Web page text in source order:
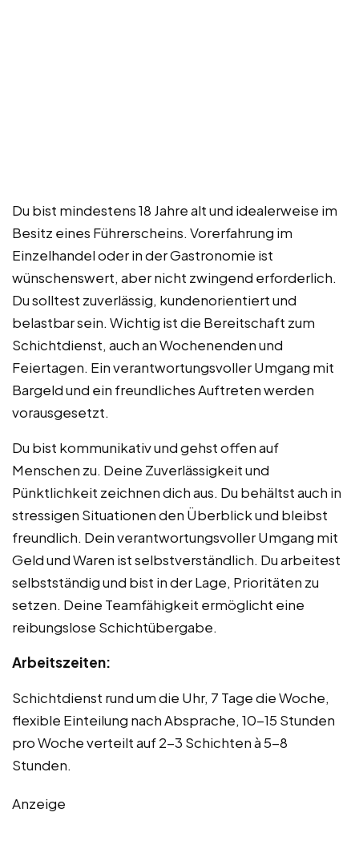
Du bist mindestens 18 Jahre alt und idealerweise im
Besitz eines Führerscheins. Vorerfahrung im
Einzelhandel oder in der Gastronomie ist
wünschenswert, aber nicht zwingend erforderlich.
Du solltest zuverlässig, kundenorientiert und
belastbar sein. Wichtig ist die Bereitschaft zum
Schichtdienst, auch an Wochenenden und
Feiertagen. Ein verantwortungsvoller Umgang mit
Bargeld und ein freundliches Auftreten werden
vorausgesetzt.
Du bist kommunikativ und gehst offen auf
Menschen zu. Deine Zuverlässigkeit und
Pünktlichkeit zeichnen dich aus. Du behältst auch in
stressigen Situationen den Überblick und bleibst
freundlich. Dein verantwortungsvoller Umgang mit
Geld und Waren ist selbstverständlich. Du arbeitest
selbstständig und bist in der Lage, Prioritäten zu
setzen. Deine Teamfähigkeit ermöglicht eine
reibungslose Schichtübergabe.
Arbeitszeiten:
Schichtdienst rund um die Uhr, 7 Tage die Woche,
flexible Einteilung nach Absprache, 10-15 Stunden
pro Woche verteilt auf 2-3 Schichten à 5-8
Stunden.
Anzeige